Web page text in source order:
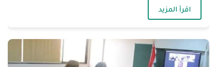
اقرأ المزيد— الجنان تنظّم اللقاء الأوّل للجان الجودة وتُطلق